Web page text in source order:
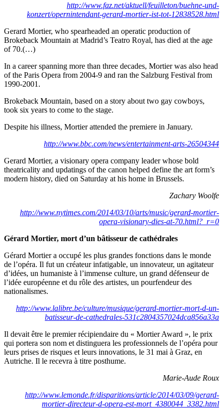
http://www.faz.net/aktuell/feuilleton/buehne-und-
konzert/opernintendant-gerard-mortier-ist-tot-12838528.html
Gerard Mortier, who spearheaded an operatic production of
Brokeback Mountain at Madrid’s Teatro Royal, has died at the age
of 70.(…)
In a career spanning more than three decades, Mortier was also head
of the Paris Opera from 2004-9 and ran the Salzburg Festival from
1990-2001.
Brokeback Mountain, based on a story about two gay cowboys,
took six years to come to the stage.
Despite his illness, Mortier attended the premiere in January.
http://www.bbc.com/news/entertainment-arts-26504344
Gerard Mortier, a visionary opera company leader whose bold
theatricality and updatings of the canon helped define the art form’s
modern history, died on Saturday at his home in Brussels.
Zachary Woolfe
http://www.nytimes.com/2014/03/10/arts/music/gerard-mortier-
opera-visionary-dies-at-70.html?_r=0
Gérard Mortier, mort d’un bâtisseur de cathédrales
Gérard Mortier a occupé les plus grandes fonctions dans le monde
de l’opéra. Il fut un créateur infatigable, un innovateur, un agitateur
d’idées, un humaniste à l’immense culture, un grand défenseur de
l’idée européenne et du rôle des artistes, un pourfendeur des
nationalismes.
http://www.lalibre.be/culture/musique/gerard-mortier-mort-d-un-
batisseur-de-cathedrales-531c2804357024dca856a33a
Il devait être le premier récipiendaire du « Mortier Award », le prix
qui portera son nom et distinguera les professionnels de l’opéra pour
leurs prises de risques et leurs innovations, le 31 mai à Graz, en
Autriche. Il le recevra à titre posthume.
Marie-Aude Roux
http://www.lemonde.fr/disparitions/article/2014/03/09/gerard-
mortier-directeur-d-opera-est-mort_4380044_3382.html